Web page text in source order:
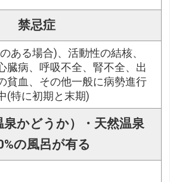
禁忌症
ある場合)、活動性の結核、
臓病、呼吸不全、腎不全、出
貧血、その他一般に病勢進行
(特に初期と末期)
泉かどうか）・天然温泉
の風呂が有る